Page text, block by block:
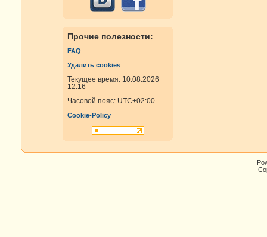
Прочие полезности:
FAQ
Удалить cookies
Текущее время: 10.08.2026
12:16
Часовой пояс: UTC+02:00
Cookie-Policy